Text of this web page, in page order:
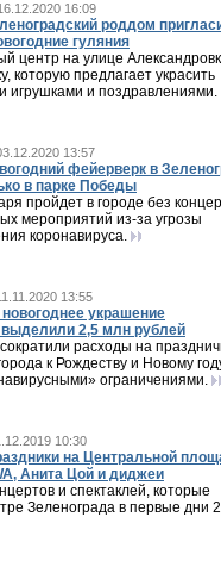
16:09
роддом
гуляния
центр на улице
которую предлагает украсить
игрушками и поздравлениями.
13:57
фейерверк в
в парке Победы
пройдет в городе без
мероприятий из-за угрозы
коронавируса.
13:55
новогоднее украшение
2,5 млн рублей
расходы на
к Рождеству и Новому
ограничениями.
10:30
на Центральной
Анита Цой и диджеи
и спектаклей, которые
Зеленограда в первые дни